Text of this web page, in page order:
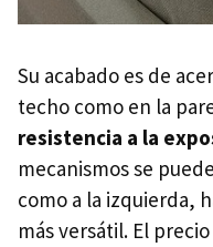
Su acabado es de
techo como en la
resistencia a la
mecanismos se
como a la izquierda,
más versátil. El